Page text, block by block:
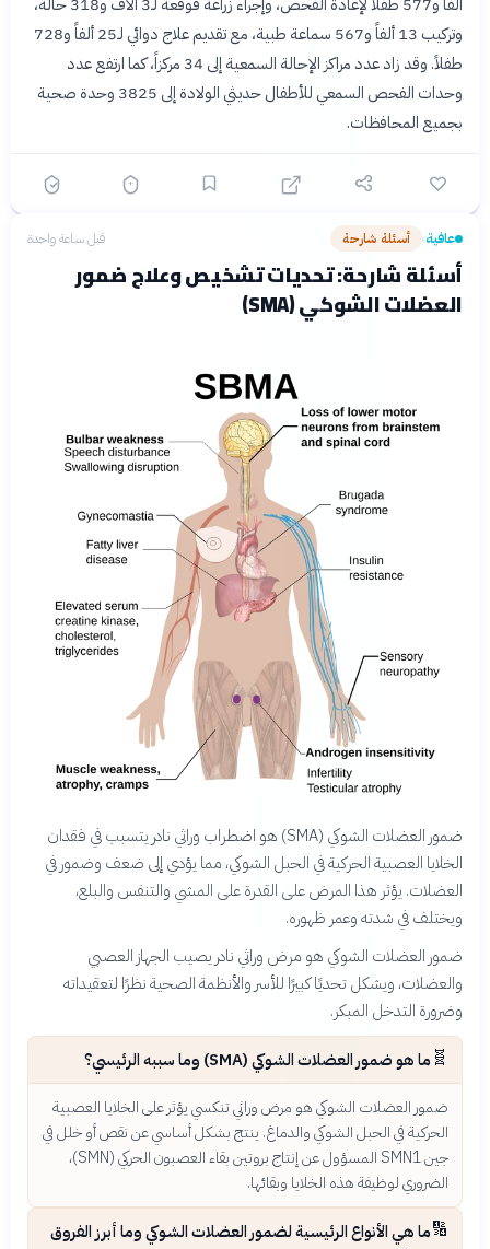
وتركيب 13 ألفاً و567 سماعة طبية، مع تقديم علاج دوائي لـ25 ألفاً و728
طفلاً. وقد زاد عدد مراكز الإحالة السمعية إلى 34 مركزاً، كما ارتفع عدد
وحدات الفحص السمعي للأطفال حديثي الولادة إلى 3825 وحدة صحية
بجميع المحافظات.
عافية› أسئلة شارحة قبل ساعة واحدة
أسئلة شارحة: تحديات تشخيص وعلاج ضمور
العضلات الشوكي (SMA)
ضمور العضلات الشوكي (SMA) هو اضطراب وراثي نادر يتسبب في فقدان
الخلايا العصبية الحركية في الحبل الشوكي، مما يؤدي إلى ضعف وضمور في
العضلات. يؤثر هذا المرض على القدرة على المشي والتنفس والبلع،
ويختلف في شدته وعمر ظهوره.
ضمور العضلات الشوكي هو مرض وراثي نادر يصيب الجهاز العصبي
والعضلات، ويشكل تحديًا كبيرًا للأسر والأنظمة الصحية نظرًا لتعقيداته
وضرورة التدخل المبكر.
🧬 ما هو ضمور العضلات الشوكي (SMA) وما سببه الرئيسي؟
ضمور العضلات الشوكي هو مرض وراثي تنكسي يؤثر على الخلايا العصبية
الحركية في الحبل الشوكي والدماغ. ينتج بشكل أساسي عن نقص أو خلل في
جين SMN1 المسؤول عن إنتاج بروتين بقاء العصبون الحركي (SMN)،
الضروري لوظيفة هذه الخلايا وبقائها.
🔢ما هي الأنواع الرئيسية لضمور العضلات الشوكي وما أبرز الفروق